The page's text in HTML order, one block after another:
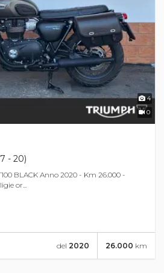
4
0
- 20)
BLACK Anno 2020 - Km 26.000 -
or...
26.000 km
del 2020